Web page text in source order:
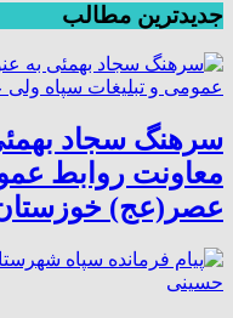
جدیدترین مطالب
سرهنگ سجاد
معاونت روابط
عصر(عج)